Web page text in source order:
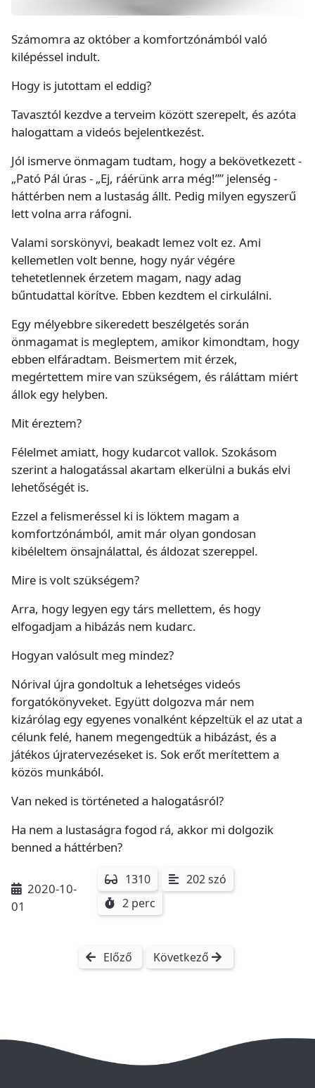
Számomra az október a komfortzónámból való
kilépéssel indult.
Hogy is jutottam el eddig?
Tavasztól kezdve a terveim között szerepelt, és azóta
halogattam a videós bejelentkezést.
Jól ismerve önmagam tudtam, hogy a bekövetkezett -
„Pató Pál úras - „Ej, ráérünk arra még!”” jelenség -
háttérben nem a lustaság állt. Pedig milyen egyszerű
lett volna arra ráfogni.
Valami sorskönyvi, beakadt lemez volt ez. Ami
kellemetlen volt benne, hogy nyár végére
tehetetlennek érzetem magam, nagy adag
bűntudattal körítve. Ebben kezdtem el cirkulálni.
Egy mélyebbre sikeredett beszélgetés során
önmagamat is megleptem, amikor kimondtam, hogy
ebben elfáradtam. Beismertem mit érzek,
megértettem mire van szükségem, és ráláttam miért
állok egy helyben.
Mit éreztem?
Félelmet amiatt, hogy kudarcot vallok. Szokásom
szerint a halogatással akartam elkerülni a bukás elvi
lehetőségét is.
Ezzel a felismeréssel ki is löktem magam a
komfortzónámból, amit már olyan gondosan
kibéleltem önsajnálattal, és áldozat szereppel.
Mire is volt szükségem?
Arra, hogy legyen egy társ mellettem, és hogy
elfogadjam a hibázás nem kudarc.
Hogyan valósult meg mindez?
Nórival újra gondoltuk a lehetséges videós
forgatókönyveket. Együtt dolgozva már nem
kizárólag egy egyenes vonalként képzeltük el az utat a
célunk felé, hanem megengedtük a hibázást, és a
játékos újratervezéseket is. Sok erőt merítettem a
közös munkából.
Van neked is történeted a halogatásról?
Ha nem a lustaságra fogod rá, akkor mi dolgozik
benned a háttérben?
2020-10-
01
1310
202 szó
2 perc
Előző Következő